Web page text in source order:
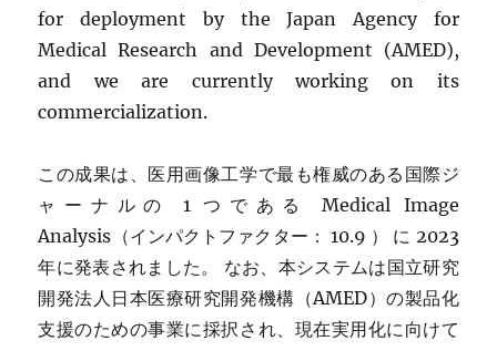
for deployment by the Japan Agency for
Medical Research and Development (AMED),
and we are currently working on its
commercialization.
この成果は、医用画像工学で最も権威のある国際ジ
ャーナルの 1 つである Medical Image
Analysis（インパクトファクター： 10.9 ） に 2023
年に発表されました。 なお、本システムは国立研究
開発法人日本医療研究開発機構（AMED）の製品化
支援のための事業に採択され、現在実用化に向けて